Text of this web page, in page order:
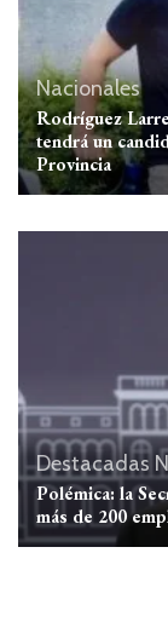
Nacionales
Rodríguez
tendrá un
Provincia
Destacadas
Polémica: la
más de 200